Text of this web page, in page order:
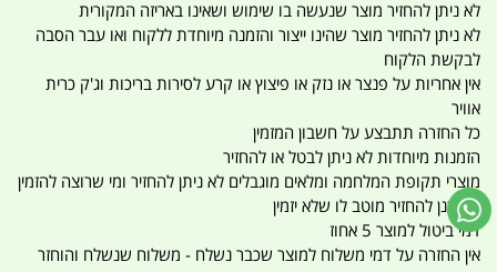
לא ניתן להחזיר מוצר שנעשה בו שימוש ושאינו באריזה המקורית
לא ניתן להחזיר מוצר שהינו ייצור והזמנה מיוחדת ללקוח ואו עבר הסבה
לבקשת הלקוח
אין אחריות על פנצר או נזק או פיצוץ או קרע לסירות בריכות וג'ק כרית
אוויר
כל החזרה תתבצע על חשבון המזמין
הזמנות מיוחדות לא ניתן לבטל או להחזיר
מוצרי תקופת המלחמה ומלאים מוגבלים לא ניתן להחזיר ומי שרוצה להזמין
ומתכנן להחזיר מוטב לו שלא יזמין
דמי ביטול למוצר 5 אחוז
אין החזרה על דמי משלוח למוצר שכבר נשלח - משלוח שנשלח והוחזר